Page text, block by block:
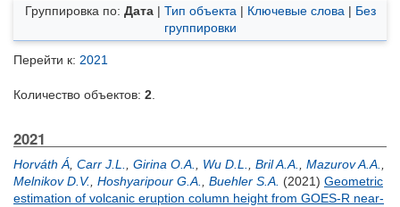
Группировка по: Дата| Тип объекта | Ключевые слова | Без
группировки
Перейти к: 2021
Количество объектов: 2
2021
Horváth Á Carr J.L. Girina O.A. Wu D.L. Bril A.A. Mazurov A.A.
Melnikov D.V. Hoshyaripour G.A. Buehler S.A. (2021) Geometric
estimation of volcanic eruption column height from GOES-R near-